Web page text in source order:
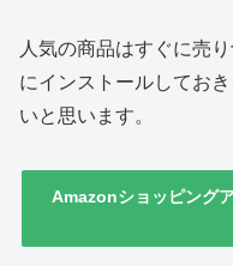
人気の商品はすぐに売
にインストールしてお
いと思います。
Amazonショッピング